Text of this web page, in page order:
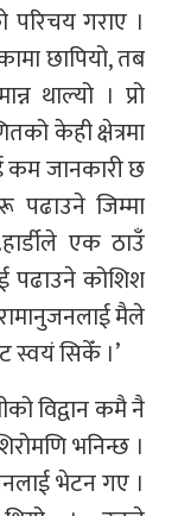
गराए ।
छापियो, तब
थाल्यो । प्रो
केही क्षेत्रमा
जानकारी छ
पढाउने जिम्मा
एक ठाउँ
पढाउने कोशिश
मैले
स्वयं सिकेँ ।’
विद्वान कमै नै
भनिन्छ ।
भेटन गए ।